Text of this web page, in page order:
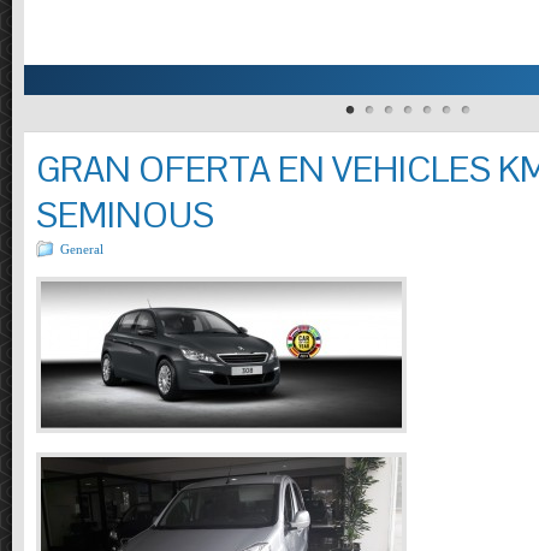
GRAN OFERTA EN VEHICLES
SEMINOUS
General